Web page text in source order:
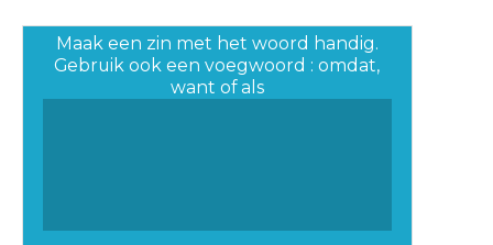
Maak een zin met het woord handig.
Gebruik ook een voegwoord : omdat,
want of als